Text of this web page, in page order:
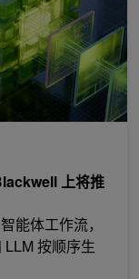
上将推
能体工作流，
按顺序生